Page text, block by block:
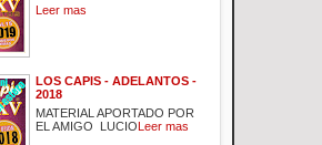
Leer mas
LOS CAPIS - ADELANTOS -
2018
MATERIAL APORTADO POR
EL AMIGO LUCIOLeer mas